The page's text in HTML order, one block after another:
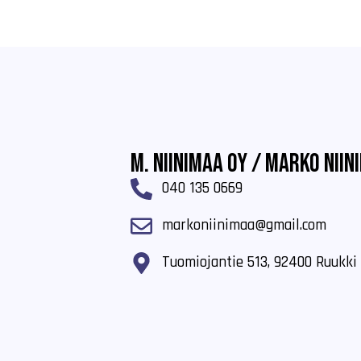
M. Niinimaa Oy / Marko
040 135 0669
markoniinimaa@gmail.com
Tuomiojantie 513, 92400 Ruukki